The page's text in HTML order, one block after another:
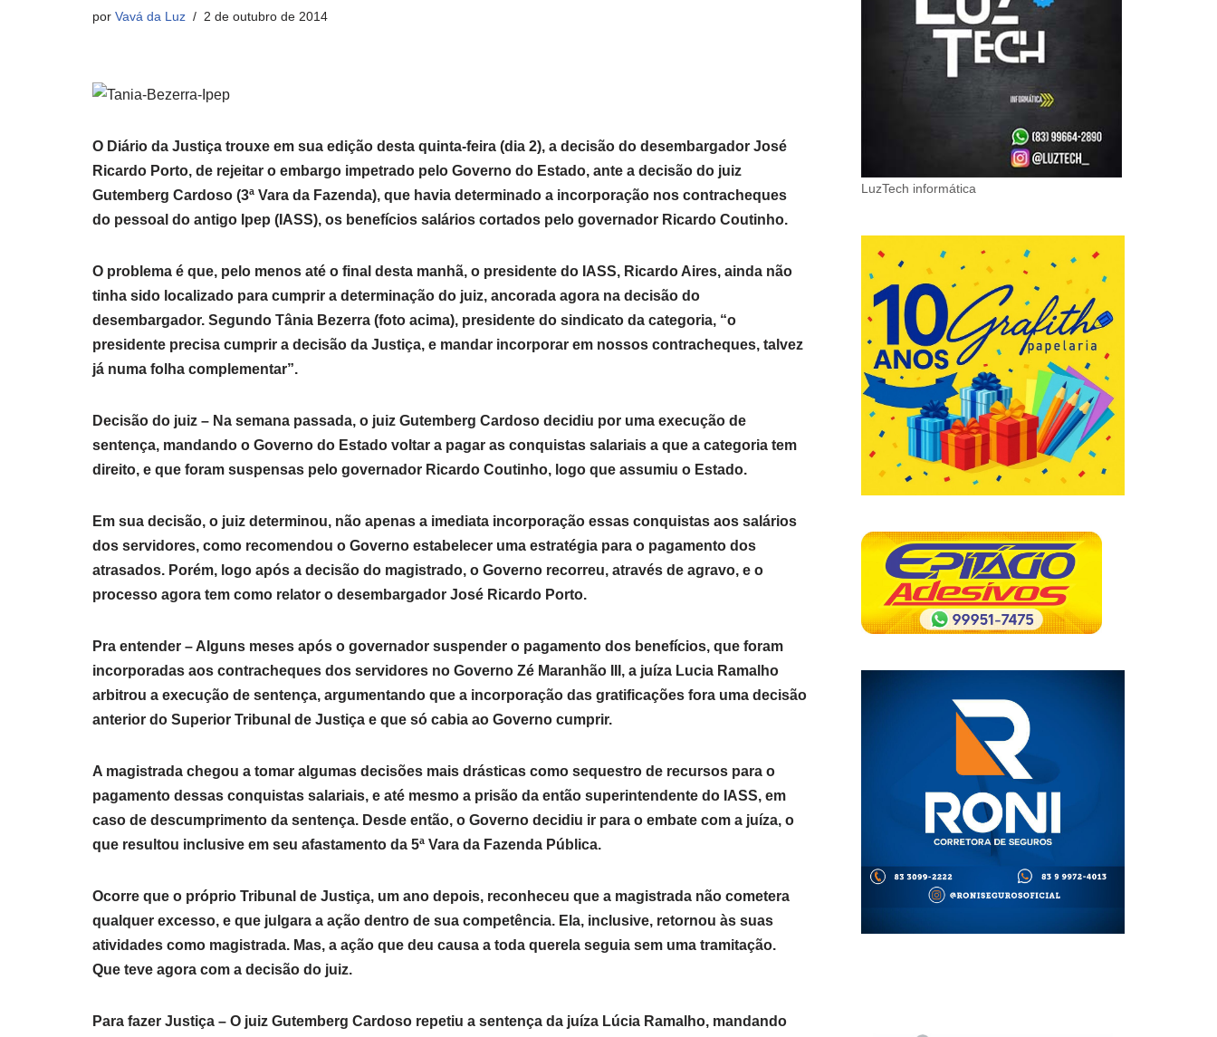
por Vavá da Luz 2 de outubro de 2014
O Diário da Justiça trouxe em sua edição desta quinta-feira (dia 2), a decisão do desembargador José
Ricardo Porto, de rejeitar o embargo impetrado pelo Governo do Estado, ante a decisão do juiz
Gutemberg Cardoso (3ª Vara da Fazenda), que havia determinado a incorporação nos contracheques
do pessoal do antigo Ipep (IASS), os benefícios salários cortados pelo governador Ricardo Coutinho.
O problema é que, pelo menos até o final desta manhã, o presidente do IASS, Ricardo Aires, ainda não
tinha sido localizado para cumprir a determinação do juiz, ancorada agora na decisão do
desembargador. Segundo Tânia Bezerra (foto acima), presidente do sindicato da categoria, “o
presidente precisa cumprir a decisão da Justiça, e mandar incorporar em nossos contracheques, talvez
já numa folha complementar”.
Decisão do juiz – Na semana passada, o juiz Gutemberg Cardoso decidiu por uma execução de
sentença, mandando o Governo do Estado voltar a pagar as conquistas salariais a que a categoria tem
direito, e que foram suspensas pelo governador Ricardo Coutinho, logo que assumiu o Estado.
Em sua decisão, o juiz determinou, não apenas a imediata incorporação essas conquistas aos salários
dos servidores, como recomendou o Governo estabelecer uma estratégia para o pagamento dos
atrasados. Porém, logo após a decisão do magistrado, o Governo recorreu, através de agravo, e o
processo agora tem como relator o desembargador José Ricardo Porto.
Pra entender – Alguns meses após o governador suspender o pagamento dos benefícios, que foram
incorporadas aos contracheques dos servidores no Governo Zé Maranhão III, a juíza Lucia Ramalho
arbitrou a execução de sentença, argumentando que a incorporação das gratificações fora uma decisão
anterior do Superior Tribunal de Justiça e que só cabia ao Governo cumprir.
A magistrada chegou a tomar algumas decisões mais drásticas como sequestro de recursos para o
pagamento dessas conquistas salariais, e até mesmo a prisão da então superintendente do IASS, em
caso de descumprimento da sentença. Desde então, o Governo decidiu ir para o embate com a juíza, o
que resultou inclusive em seu afastamento da 5ª Vara da Fazenda Pública.
Ocorre que o próprio Tribunal de Justiça, um ano depois, reconheceu que a magistrada não cometera
qualquer excesso, e que julgara a ação dentro de sua competência. Ela, inclusive, retornou às suas
atividades como magistrada. Mas, a ação que deu causa a toda querela seguia sem uma tramitação.
Que teve agora com a decisão do juiz.
Para fazer Justiça – O juiz Gutemberg Cardoso repetiu a sentença da juíza Lúcia Ramalho, mandando
LuzTech informática